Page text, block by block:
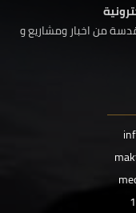
من اخبار ومشاريع و